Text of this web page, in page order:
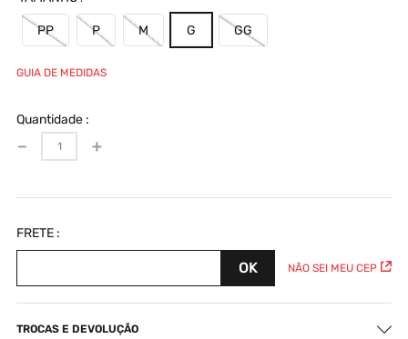
PP P M G GG
GUIA DE MEDIDAS
Quantidade
＋
－
NÃO SEI MEU CEP
TROCAS E DEVOLUÇÃO